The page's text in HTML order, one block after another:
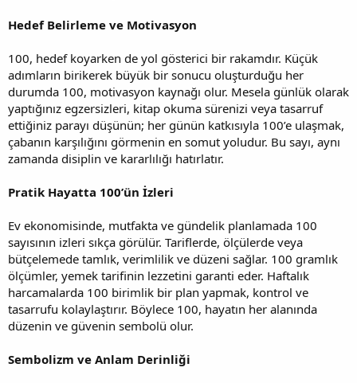
Hedef Belirleme ve Motivasyon
100, hedef koyarken de yol gösterici bir rakamdır. Küçük
adımların birikerek büyük bir sonucu oluşturduğu her
durumda 100, motivasyon kaynağı olur. Mesela günlük olarak
yaptığınız egzersizleri, kitap okuma sürenizi veya tasarruf
ettiğiniz parayı düşünün; her günün katkısıyla 100’e ulaşmak,
çabanın karşılığını görmenin en somut yoludur. Bu sayı, aynı
zamanda disiplin ve kararlılığı hatırlatır.
Pratik Hayatta 100’ün İzleri
Ev ekonomisinde, mutfakta ve gündelik planlamada 100
sayısının izleri sıkça görülür. Tariflerde, ölçülerde veya
bütçelemede tamlık, verimlilik ve düzeni sağlar. 100 gramlık
ölçümler, yemek tarifinin lezzetini garanti eder. Haftalık
harcamalarda 100 birimlik bir plan yapmak, kontrol ve
tasarrufu kolaylaştırır. Böylece 100, hayatın her alanında
düzenin ve güvenin sembolü olur.
Sembolizm ve Anlam Derinliği